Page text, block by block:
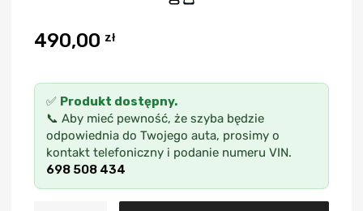
490,00 zł
✅ Produkt dostępny.
📞 Aby mieć pewność, że szyba będzie
odpowiednia do Twojego auta, prosimy o
kontakt telefoniczny i podanie numeru VIN.
698 508 434